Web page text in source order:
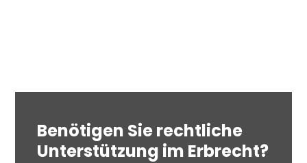
Benötigen Sie rechtliche
Unterstützung im Erbrecht?